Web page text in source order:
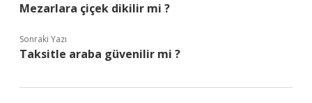
Mezarlara çiçek dikilir mi ?
Sonraki Yazı
Taksitle araba güvenilir mi ?